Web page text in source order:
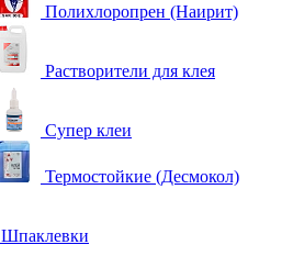
Полихлоропрен (Наирит)
Растворители для клея
Супер клеи
Термостойкие (Десмокол)
Шпаклевки